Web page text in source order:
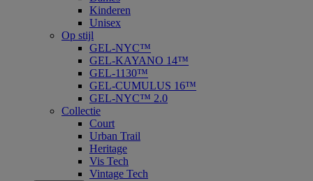
Kinderen
Unisex
Op stijl
GEL-NYC™
GEL-KAYANO 14™
GEL-1130™
GEL-CUMULUS 16™
GEL-NYC™ 2.0
Collectie
Court
Urban Trail
Heritage
Vis Tech
Vintage Tech